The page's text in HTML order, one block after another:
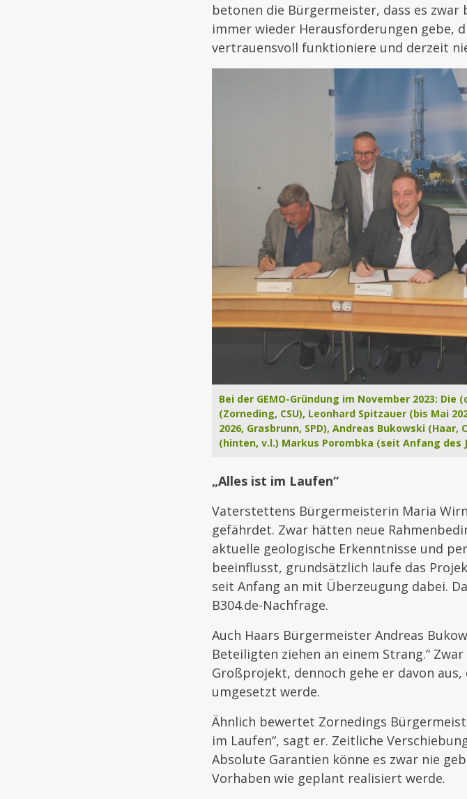
betonen die Bürgermeister, dass es
immer wieder Herausforderungen gebe,
vertrauensvoll funktioniere und derzeit
Bei der GEMO-Gründung im November 2023:
(Zorneding, CSU), Leonhard Spitzauer (bis Mai
2026, Grasbrunn, SPD), Andreas Bukowski
(hinten, v.l.) Markus Porombka (seit Anfang des
„Alles ist im Laufen“
Vaterstettens Bürgermeisterin Maria
gefährdet. Zwar hätten neue
aktuelle geologische Erkenntnisse und
beeinflusst, grundsätzlich laufe das
seit Anfang an mit Überzeugung dabei.
B304.de-Nachfrage.
Auch Haars Bürgermeister Andreas
Beteiligten ziehen an einem Strang.“
Großprojekt, dennoch gehe er davon
umgesetzt werde.
Ähnlich bewertet Zornedings
im Laufen“, sagt er. Zeitliche
Absolute Garantien könne es zwar nie
Vorhaben wie geplant realisiert werde.